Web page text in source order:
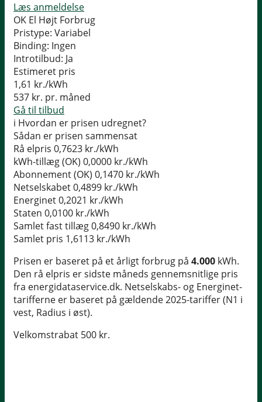
Læs anmeldelse
OK El Højt Forbrug
Pristype: Variabel
Binding: Ingen
Introtilbud: Ja
Estimeret pris
1,61 kr./kWh
537 kr. pr. måned
Gå til tilbud
i Hvordan er prisen udregnet?
Sådan er prisen sammensat
Rå elpris 0,7623 kr./kWh
kWh-tillæg (OK) 0,0000 kr./kWh
Abonnement (OK) 0,1470 kr./kWh
Netselskabet0,4899 kr./kWh
Energinet0,2021 kr./kWh
Staten 0,0100 kr./kWh
Samlet fast tillæg0,8490 kr./kWh
Samlet pris 1,6113 kr./kWh
Prisen er baseret på et årligt forbrug på 4.000 kWh.
Den rå elpris er sidste måneds gennemsnitlige pris
fra energidataservice.dk. Netselskabs- og Energinet-
tarifferne er baseret på gældende 2025-tariffer (N1 i
vest, Radius i øst).
Velkomstrabat 500 kr.